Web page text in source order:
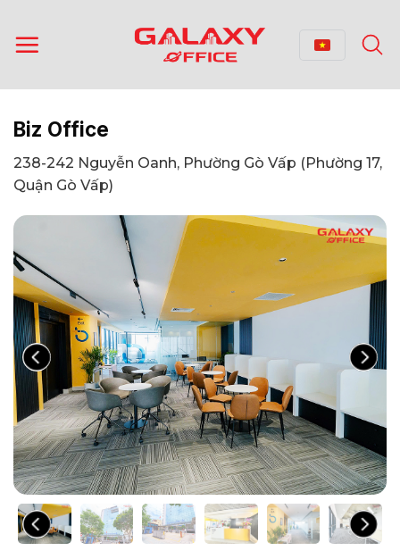
qua
nội
Biz Office
238-242 Nguyễn Oanh, Phường Gò Vấp (Phường 17,
Quận Gò Vấp)